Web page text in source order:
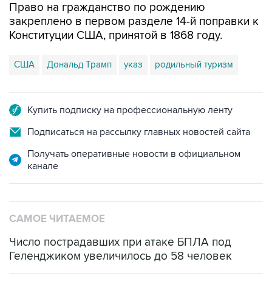
Право на гражданство по рождению
закреплено в первом разделе 14-й поправки к
Конституции США, принятой в 1868 году.
США Дональд Трамп указ родильный туризм
Купить подписку на профессиональную ленту
Подписаться на рассылку главных новостей сайта
Получать оперативные новости в официальном
канале
САМОЕ ЧИТАЕМОЕ
Число пострадавших при атаке БПЛА под
Геленджиком увеличилось до 58 человек